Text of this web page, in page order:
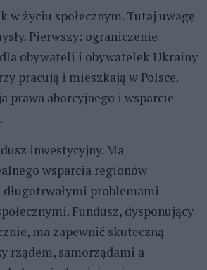
w życiu społecznym. Tutaj uwagę
Pierwszy: ograniczenie
dla obywateli i obywatelek Ukrainy
pracują i mieszkają w Polsce.
prawa aborcyjnego i wsparcie
inwestycyjny. Ma
wsparcia regionów
długotrwałymi problemami
Fundusz, dysponujący
ma zapewnić skuteczną
rządem, samorządami a